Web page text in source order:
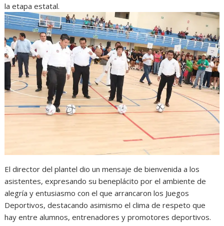
la etapa estatal.
El director del plantel dio un mensaje de bienvenida a los
asistentes, expresando su beneplácito por el ambiente de
alegría y entusiasmo con el que arrancaron los Juegos
Deportivos, destacando asimismo el clima de respeto que
hay entre alumnos, entrenadores y promotores deportivos.